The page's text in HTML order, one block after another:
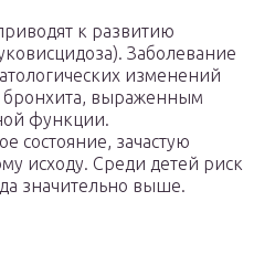
к развитию
Заболевание
изменений
бронхита, выраженным
функции.
состояние, зачастую
исходу. Среди детей риск
значительно выше.